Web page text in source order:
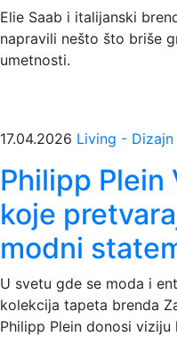
Elie Saab i italijanski
napravili nešto što briše
umetnosti.
17.04.2026 Living - Dizajn
Philipp Plein
koje
modni
U svetu gde se moda i
kolekcija tapeta brenda
Philipp Plein donosi